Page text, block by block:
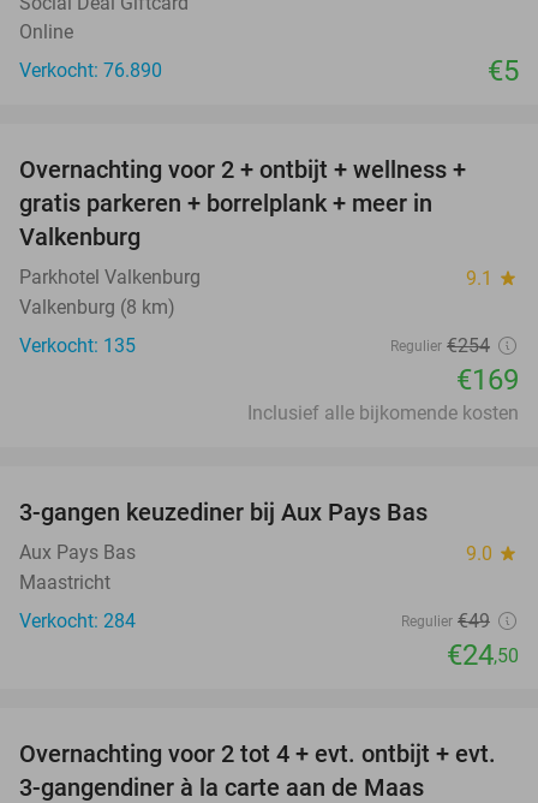
Online
Verkocht: 76.890
€5
33%
Overnachting voor 2 + ontbijt + wellness +
gratis parkeren + borrelplank + meer in
Valkenburg
Parkhotel Valkenburg 9.1 star
Valkenburg (8 km)
Verkocht: 135
Regulier €254
€169
Inclusief alle bijkomende kosten
3-gangen keuzediner bij Aux Pays Bas
Aux Pays Bas 9.0 star
Maastricht
Verkocht: 284
Regulier €49
€24,50
69%
Overnachting voor 2 tot 4 + evt. ontbijt + evt.
3-gangendiner à la carte aan de Maas